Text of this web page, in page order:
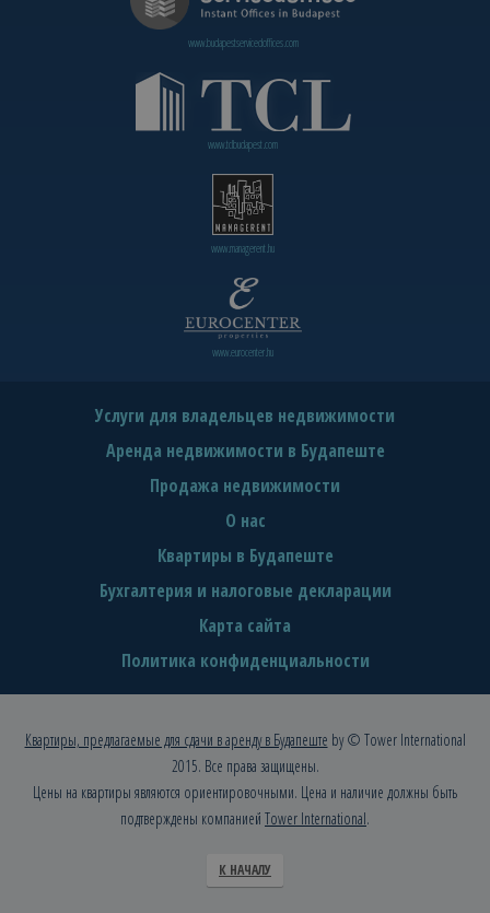
www.budapestservicedoffices.com
www.tclbudapest.com
www.managerent.hu
www.eurocenter.hu
Услуги для владельцев недвижимости
Аренда недвижимости в Будапеште
Продажа недвижимости
О нас
Квартиры в Будапеште
Бухгалтерия и налоговые декларации
Карта сайта
Политика конфиденциальности
Квартиры, предлагаемые для сдачи в аренду в Будапеште by © Tower International
2015. Все права защищены.
Цены на квартиры являются ориентировочными. Цена и наличие должны быть
подтверждены компанией Tower International.
К НАЧАЛУ